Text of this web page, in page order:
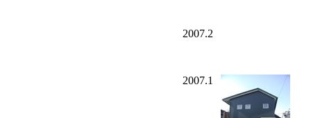
2007.2
2007.1